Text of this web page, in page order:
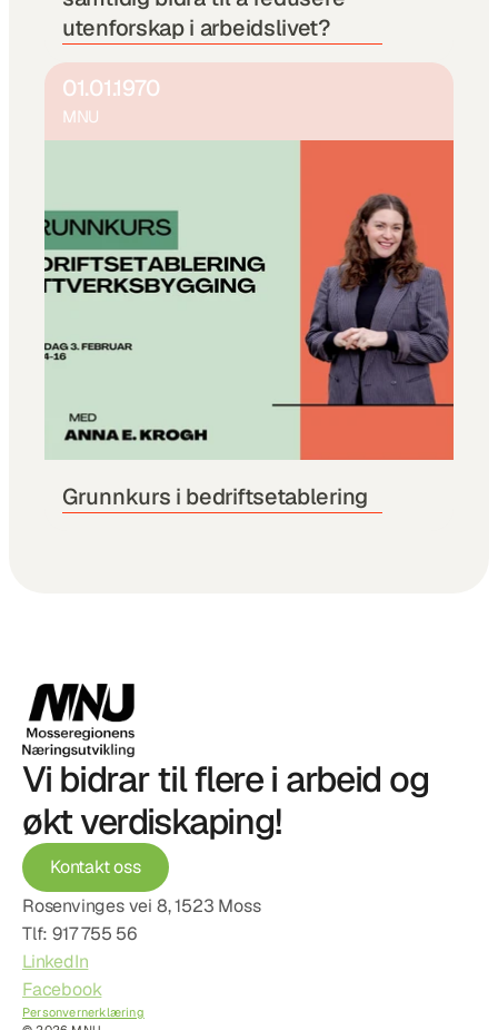
utenforskap i arbeidslivet?
01.01.1970
MNU
Grunnkurs i bedriftsetablering
Vi bidrar til flere i arbeid og
økt verdiskaping!
Kontakt oss
Rosenvinges vei 8, 1523 Moss
Tlf: 917 755 56
LinkedIn
Facebook
Personvernerklæring